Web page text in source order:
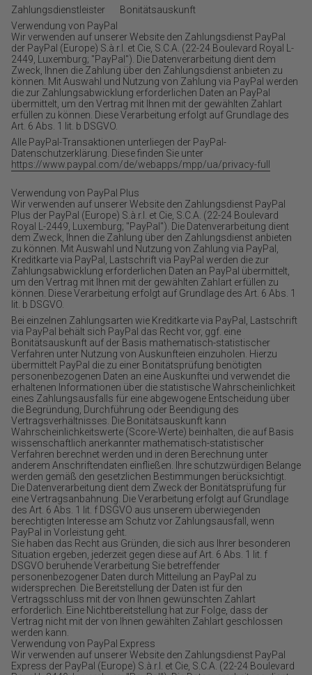
Zahlungsdienstleister Bonitätsauskunft
Verwendung von PayPal
Wir verwenden auf unserer Website den Zahlungsdienst PayPal
der PayPal (Europe) S.à.r.l. et Cie, S.C.A. (22-24 Boulevard Royal L-
2449, Luxemburg; "PayPal"). Die Datenverarbeitung dient dem
Zweck, Ihnen die Zahlung über den Zahlungsdienst anbieten zu
können. Mit Auswahl und Nutzung von Zahlung via PayPal werden
die zur Zahlungsabwicklung erforderlichen Daten an PayPal
übermittelt, um den Vertrag mit Ihnen mit der gewählten Zahlart
erfüllen zu können. Diese Verarbeitung erfolgt auf Grundlage des
Art. 6 Abs. 1 lit. b DSGVO.
Alle PayPal-Transaktionen unterliegen der PayPal-
Datenschutzerklärung. Diese finden Sie unter
https://www.paypal.com/de/webapps/mpp/ua/privacy-full
Verwendung von PayPal Plus
Wir verwenden auf unserer Website den Zahlungsdienst PayPal
Plus der PayPal (Europe) S.à.r.l. et Cie, S.C.A. (22-24 Boulevard
Royal L-2449, Luxemburg; "PayPal"). Die Datenverarbeitung dient
dem Zweck, Ihnen die Zahlung über den Zahlungsdienst anbieten
zu können. Mit Auswahl und Nutzung von Zahlung via PayPal,
Kreditkarte via PayPal, Lastschrift via PayPal werden die zur
Zahlungsabwicklung erforderlichen Daten an PayPal übermittelt,
um den Vertrag mit Ihnen mit der gewählten Zahlart erfüllen zu
können. Diese Verarbeitung erfolgt auf Grundlage des Art. 6 Abs. 1
lit. b DSGVO.
Bei einzelnen Zahlungsarten wie Kreditkarte via PayPal, Lastschrift
via PayPal behält sich PayPal das Recht vor, ggf. eine
Bonitätsauskunft auf der Basis mathematisch-statistischer
Verfahren unter Nutzung von Auskunfteien einzuholen. Hierzu
übermittelt PayPal die zu einer Bonitätsprüfung benötigten
personenbezogenen Daten an eine Auskunftei und verwendet die
erhaltenen Informationen über die statistische Wahrscheinlichkeit
eines Zahlungsausfalls für eine abgewogene Entscheidung über
die Begründung, Durchführung oder Beendigung des
Vertragsverhältnisses. Die Bonitätsauskunft kann
Wahrscheinlichkeitswerte (Score-Werte) beinhalten, die auf Basis
wissenschaftlich anerkannter mathematisch-statistischer
Verfahren berechnet werden und in deren Berechnung unter
anderem Anschriftendaten einfließen. Ihre schutzwürdigen Belange
werden gemäß den gesetzlichen Bestimmungen berücksichtigt.
Die Datenverarbeitung dient dem Zweck der Bonitätsprüfung für
eine Vertragsanbahnung. Die Verarbeitung erfolgt auf Grundlage
des Art. 6 Abs. 1 lit. f DSGVO aus unserem überwiegenden
berechtigten Interesse am Schutz vor Zahlungsausfall, wenn
PayPal in Vorleistung geht.
Sie haben das Recht aus Gründen, die sich aus Ihrer besonderen
Situation ergeben, jederzeit gegen diese auf Art. 6 Abs. 1 lit. f
DSGVO beruhende Verarbeitung Sie betreffender
personenbezogener Daten durch Mitteilung an PayPal zu
widersprechen. Die Bereitstellung der Daten ist für den
Vertragsschluss mit der von Ihnen gewünschten Zahlart
erforderlich. Eine Nichtbereitstellung hat zur Folge, dass der
Vertrag nicht mit der von Ihnen gewählten Zahlart geschlossen
werden kann.
Verwendung von PayPal Express
Wir verwenden auf unserer Website den Zahlungsdienst PayPal
Express der PayPal (Europe) S.à.r.l. et Cie, S.C.A. (22-24 Boulevard